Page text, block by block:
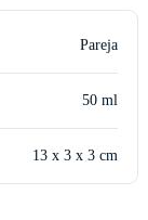
Pareja
50 ml
13 x 3 x 3 cm